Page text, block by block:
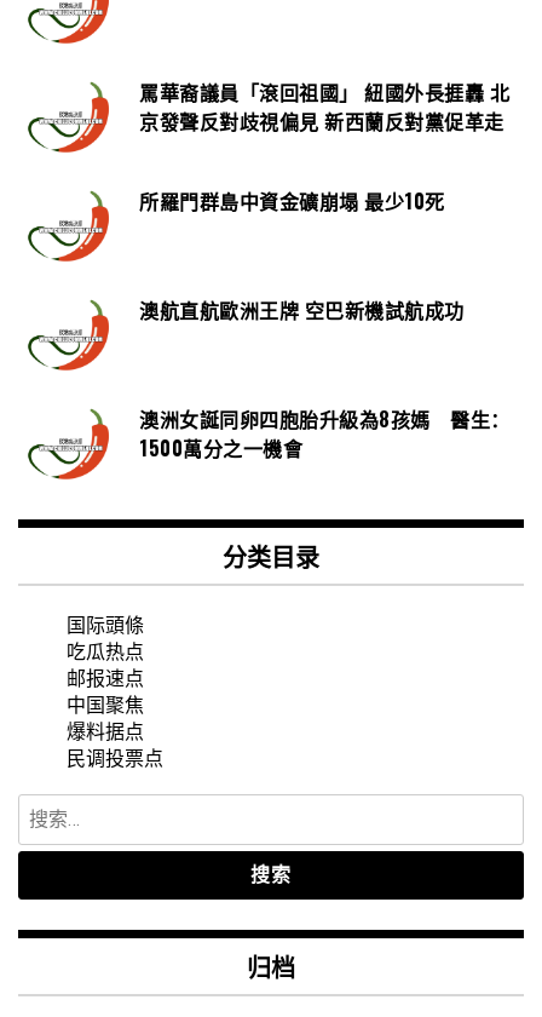
罵華裔議員「滾回祖國」 紐國外長捱轟 北
京發聲反對歧視偏見 新西蘭反對黨促革走
所羅門群島中資金礦崩塌 最少10死
澳航直航歐洲王牌 空巴新機試航成功
澳洲女誕同卵四胞胎升級為8孩媽 醫生：
1500萬分之一機會
分类目录
国际頭條
吃瓜热点
邮报速点
中国聚焦
爆料据点
民调投票点
搜
索：
归档